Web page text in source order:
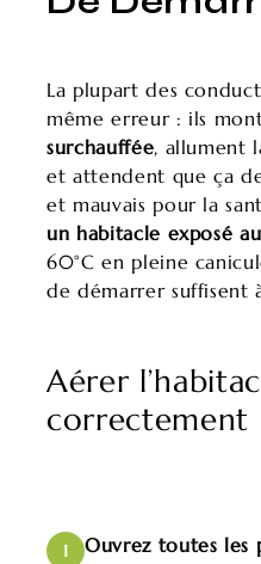
La plupart des
même erreur : ils
surchauffée, allument
et attendent que ça
et mauvais pour la
un habitacle exposé
60°C en pleine
de démarrer suffisent
Aérer
correctement
1 Ouvrez toutes les